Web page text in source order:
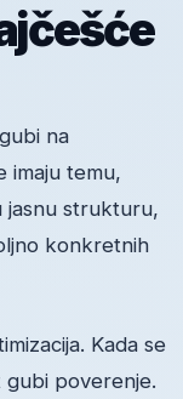
na
imaju temu,
jasnu strukturu,
konkretnih
Kada se
poverenje.